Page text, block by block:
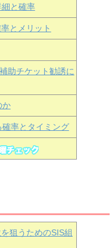
細と確率
とメリット
助チケット勧誘に
か
率とタイミング
狙うためのSIS組